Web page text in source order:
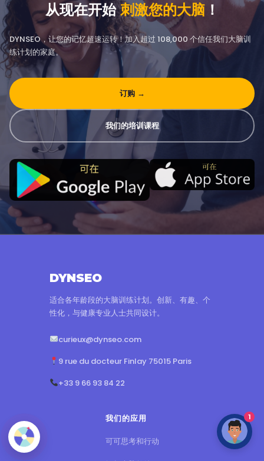
从现在开始刺激您的大脑！
DYNSEO，让您的记忆超速运转！加入超过 108,000 个信任我们大脑训
练计划的家庭。
订购 →
我们的培训课程
DYNSEO
适合各年龄段的大脑训练计划。创新、有趣、个
性化，与健康专业人士共同设计。
curieux@dynseo.com
9 rue du docteur Finlay 75015 Paris
+33 9 66 93 84 22
我们的应用
可可思考和行动
1